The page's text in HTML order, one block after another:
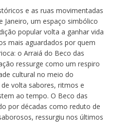
e as ruas movimentadas
Janeiro, um espaço simbólico
popular volta a ganhar vida
mais aguardados por quem
o Arraiá do Beco das
ressurge como um respiro
cultural no meio do
volta sabores, ritmos e
ao tempo. O Beco das
por décadas como reduto de
ressurgiu nos últimos